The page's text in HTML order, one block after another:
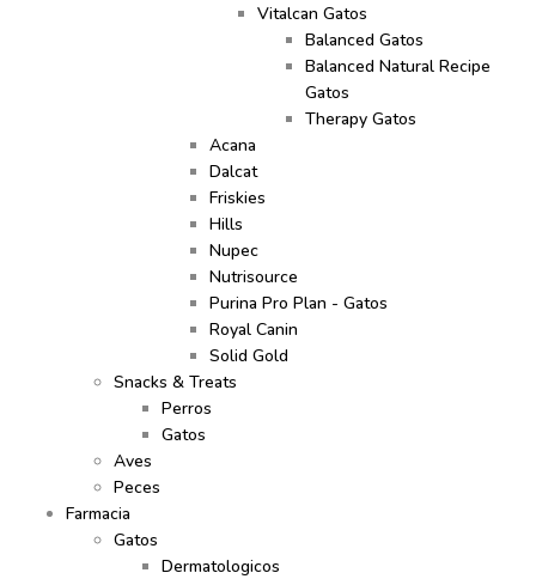
Vitalcan Gatos
Balanced Gatos
Balanced Natural Recipe
Gatos
Therapy Gatos
Acana
Dalcat
Friskies
Hills
Nupec
Nutrisource
Purina Pro Plan - Gatos
Royal Canin
Solid Gold
Snacks & Treats
Perros
Gatos
Aves
Peces
Farmacia
Gatos
Dermatologicos